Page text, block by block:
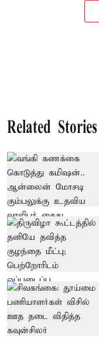
Related Stories